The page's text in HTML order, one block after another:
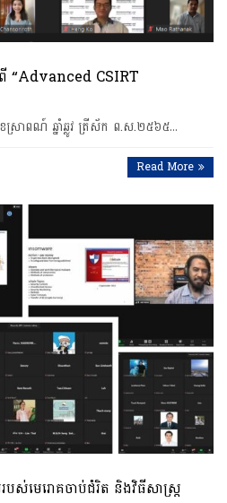
“Advanced CSIRT
ែស្រាពណ៍ ​ឆ្នាំឆ្លូវ​ ​ត្រីស័ក​ ​ព​.​ស​.​២​៥​៦​៥​…
Read More
បស់មេរោគចាប់ជំរិត និងវិធីសាស្ត្រ